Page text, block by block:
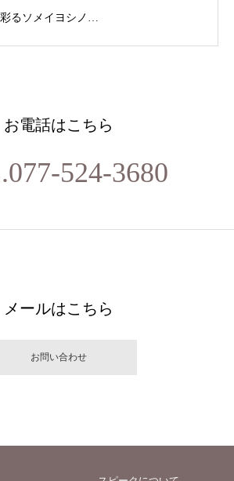
るソメイヨシノ…
お電話はこちら
524-3680
メールはこちら
お問い合わせ